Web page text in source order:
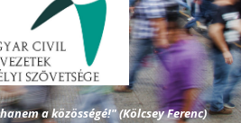
a közösségé!" (Kölcsey Ferenc)